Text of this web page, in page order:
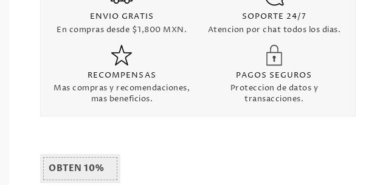
ENVIO GRATIS
En compras desde $1,800 MXN.
SOPORTE 24/7
Atencion por chat todos los dias.
RECOMPENSAS
Mas compras y recomendaciones,
mas beneficios.
PAGOS SEGUROS
Proteccion de datos y
transacciones.
OBTEN 10%